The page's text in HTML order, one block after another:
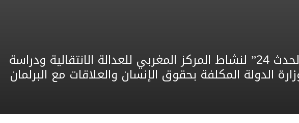
التغطية الاعلامية “الحدث 24” لنشاط المركز المغربي للعدالة الانتقالية ودراسة
الدولة المكلفة بحقوق الإنسان والعلاقات مع البرلمان